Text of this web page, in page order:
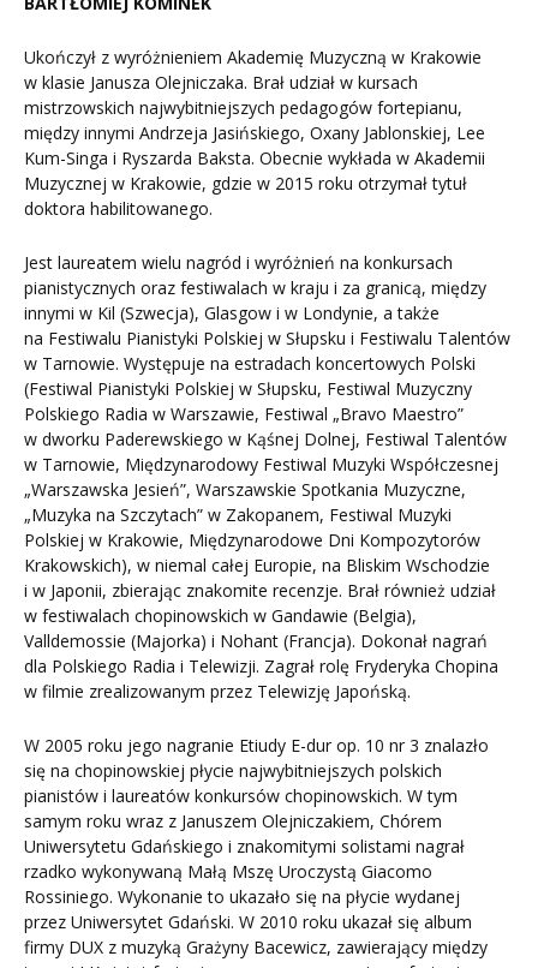
Ukończył z wyróżnieniem Akademię Muzyczną w Krakowie
w klasie Janusza Olejniczaka. Brał udział w kursach
mistrzowskich najwybitniejszych pedagogów fortepianu,
między innymi Andrzeja Jasińskiego, Oxany Jablonskiej, Lee
Kum-Singa i Ryszarda Baksta. Obecnie wykłada w Akademii
Muzycznej w Krakowie, gdzie w 2015 roku otrzymał tytuł
doktora habilitowanego.
Jest laureatem wielu nagród i wyróżnień na konkursach
pianistycznych oraz festiwalach w kraju i za granicą, między
innymi w Kil (Szwecja), Glasgow i w Londynie, a także
na Festiwalu Pianistyki Polskiej w Słupsku i Festiwalu Talentów
w Tarnowie. Występuje na estradach koncertowych Polski
(Festiwal Pianistyki Polskiej w Słupsku, Festiwal Muzyczny
Polskiego Radia w Warszawie, Festiwal „Bravo Maestro”
w dworku Paderewskiego w Kąśnej Dolnej, Festiwal Talentów
w Tarnowie, Międzynarodowy Festiwal Muzyki Współczesnej
„Warszawska Jesień”, Warszawskie Spotkania Muzyczne,
„Muzyka na Szczytach” w Zakopanem, Festiwal Muzyki
Polskiej w Krakowie, Międzynarodowe Dni Kompozytorów
Krakowskich), w niemal całej Europie, na Bliskim Wschodzie
i w Japonii, zbierając znakomite recenzje. Brał również udział
w festiwalach chopinowskich w Gandawie (Belgia),
Valldemossie (Majorka) i Nohant (Francja). Dokonał nagrań
dla Polskiego Radia i Telewizji. Zagrał rolę Fryderyka Chopina
w filmie zrealizowanym przez Telewizję Japońską.
W 2005 roku jego nagranie Etiudy E-dur op. 10 nr 3 znalazło
się na chopinowskiej płycie najwybitniejszych polskich
pianistów i laureatów konkursów chopinowskich. W tym
samym roku wraz z Januszem Olejniczakiem, Chórem
Uniwersytetu Gdańskiego i znakomitymi solistami nagrał
rzadko wykonywaną Małą Mszę Uroczystą Giacomo
Rossiniego. Wykonanie to ukazało się na płycie wydanej
przez Uniwersytet Gdański. W 2010 roku ukazał się album
firmy DUX z muzyką Grażyny Bacewicz, zawierający między